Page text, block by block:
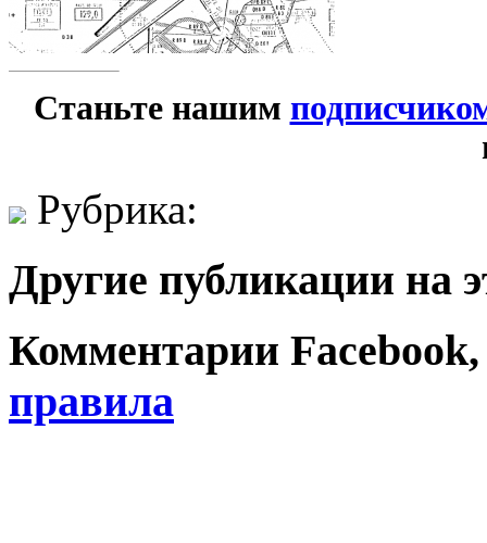
Станьте нашим
Рубрика:
Другие публикации на
Комментарии
правила